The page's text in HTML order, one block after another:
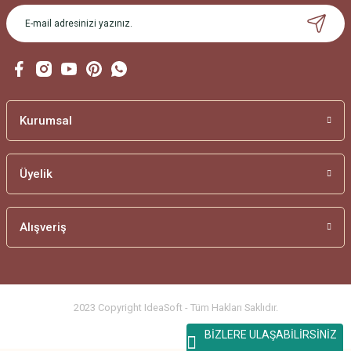
BİZLERE ULAŞABİLİRSİNİZ
Kurumsal
Üyelik
Alışveriş
2023 Copyright IdeaSoft - Tüm Hakları Saklıdır.